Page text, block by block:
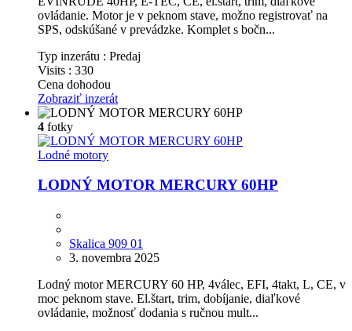
ovládanie. Motor je v peknom stave, možno registrovať na
SPS, odskúšané v prevádzke. Komplet s bočn...
Typ inzerátu : Predaj
Visits : 330
Cena dohodou
Zobraziť inzerát
4 fotky
Lodné motory
LODNÝ MOTOR MERCURY 60HP
Skalica 909 01
3. novembra 2025
Lodný motor MERCURY 60 HP, 4válec, EFI, 4takt, L, CE, v
moc peknom stave. El.štart, trim, dobíjanie, diaľkové
ovládanie, možnosť dodania s ručnou mult...